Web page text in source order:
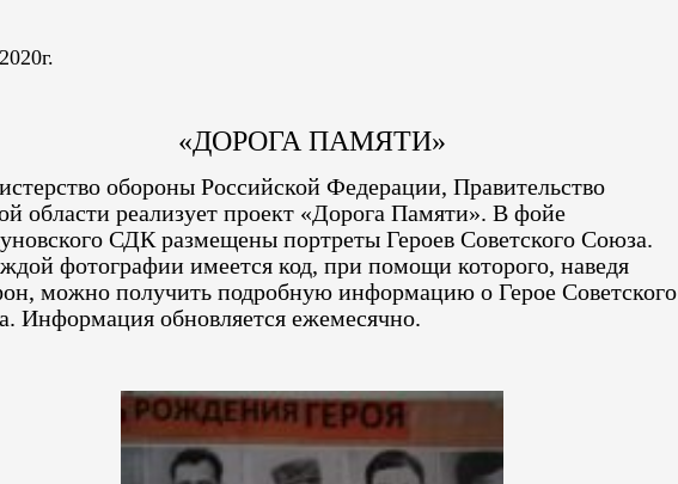
«ДОРОГА ПАМЯТИ»
обороны Российской Федерации, Правительство
области реализует проект «Дорога Памяти». В фойе
СДК размещены портреты Героев Советского Союза.
фотографии имеется код, при помощи которого, наведя
можно получить подробную информацию о Герое Советского
Информация обновляется ежемесячно.